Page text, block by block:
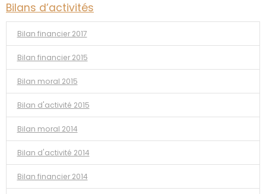
Bilans d’activités
Bilan financier 2017
Bilan financier 2015
Bilan moral 2015
Bilan d'activité 2015
Bilan moral 2014
Bilan d'activité 2014
Bilan financier 2014